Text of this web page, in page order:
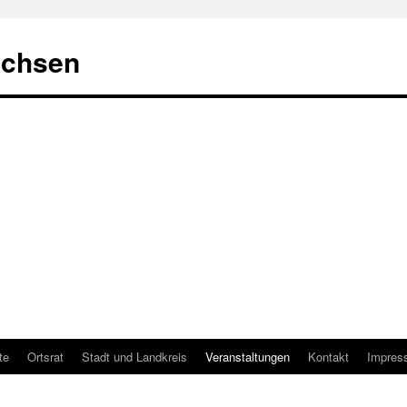
Ortsrat Stadt und Landkreis Veranstaltungen Kontakt